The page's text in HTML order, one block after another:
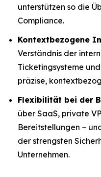
unterstützen so die
Compliance.
Kontextbezogene
Verständnis der
Ticketingsysteme
präzise,
Flexibilität bei der
über SaaS, private
Bereitstellungen –
der strengsten
Unternehmen.